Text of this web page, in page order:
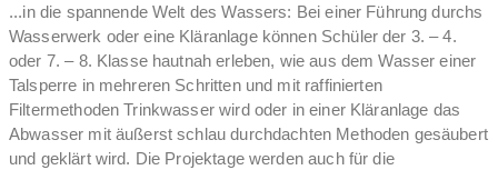
...in die spannende Welt des Wassers: Bei einer Führung durchs
Wasserwerk oder eine Kläranlage können Schüler der 3. – 4.
oder 7. – 8. Klasse hautnah erleben, wie aus dem Wasser einer
Talsperre in mehreren Schritten und mit raffinierten
Filtermethoden Trinkwasser wird oder in einer Kläranlage das
Abwasser mit äußerst schlau durchdachten Methoden gesäubert
und geklärt wird. Die Projektage werden auch für die